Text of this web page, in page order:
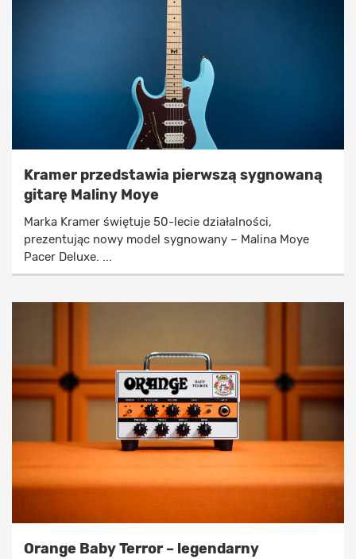
Kramer przedstawia pierwszą sygnowaną
gitarę Maliny Moye
Marka Kramer świętuje 50-lecie działalności,
prezentując nowy model sygnowany – Malina Moye
Pacer Deluxe. ...
Orange Baby Terror – legendarny